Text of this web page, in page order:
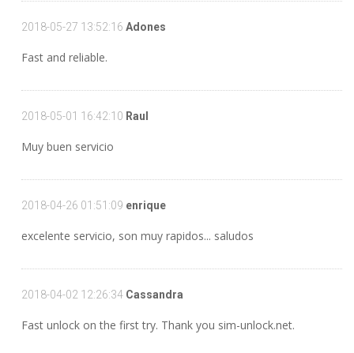
2018-05-27 13:52:16 Adones
Fast and reliable.
2018-05-01 16:42:10 Raul
Muy buen servicio
2018-04-26 01:51:09 enrique
excelente servicio, son muy rapidos... saludos
2018-04-02 12:26:34 Cassandra
Fast unlock on the first try. Thank you sim-unlock.net.